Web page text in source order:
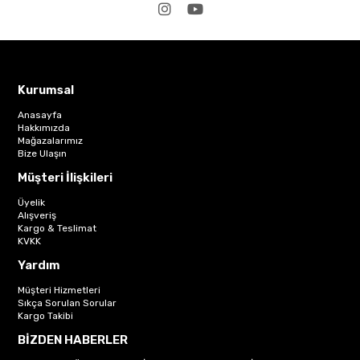
Kurumsal
Anasayfa
Hakkımızda
Mağazalarımız
Bize Ulaşın
Müşteri İlişkileri
Üyelik
Alışveriş
Kargo & Teslimat
KVKK
Yardım
Müşteri Hizmetleri
Sıkça Sorulan Sorular
Kargo Takibi
BİZDEN HABERLER